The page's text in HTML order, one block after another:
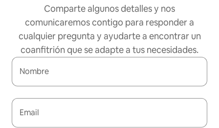
Comparte algunos detalles y nos
comunicaremos contigo para responder a
cualquier pregunta y ayudarte a encontrar un
coanfitrión que se adapte a tus necesidades.
Nombre
Email